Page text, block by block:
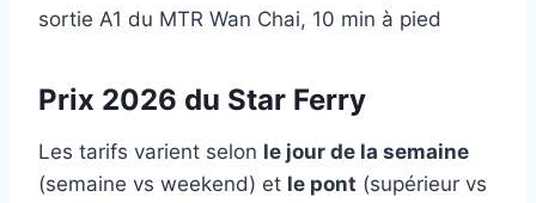
sortie A1 du MTR Wan Chai, 10 min à pied
Prix 2026 du Star Ferry
Les tarifs varient selon le jour de la semaine
(semaine vs weekend) et le pont (supérieur vs